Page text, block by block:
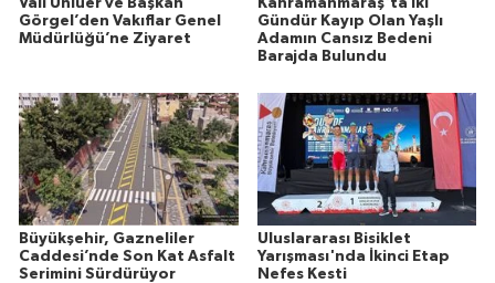
Vali Ünlüer ve Başkan
Görgel’den Vakıflar Genel
Müdürlüğü’ne Ziyaret
Kahramanmaraş'ta İki
Gündür Kayıp Olan Yaşlı
Adamın Cansız Bedeni
Barajda Bulundu
Büyükşehir, Gazneliler
Caddesi’nde Son Kat Asfalt
Serimini Sürdürüyor
Uluslararası Bisiklet
Yarışması'nda İkinci Etap
Nefes Kesti